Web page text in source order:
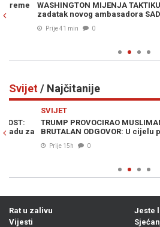
WASHINGTON MIJENJA TAKTIKU
zadatak novog ambasadora SAD u BiH
Prije 41 min 0
Svijet/ Najčitanije
TRUMP PROVOCIRAO MUSLIMANSKOG
BRUTALAN ODGOVOR: U cijelu priču
Prije 15h 0
Rat u zalivu
Vijesti
Jeste